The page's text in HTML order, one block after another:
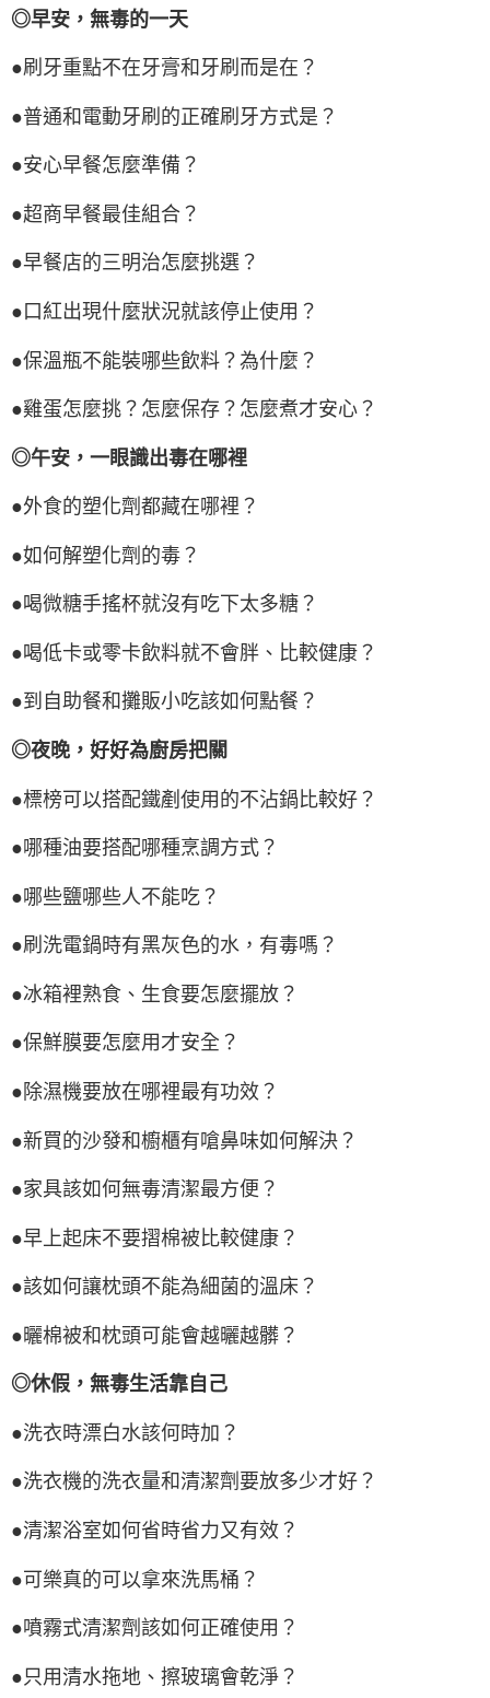
◎早安，無毒的一天
●刷牙重點不在牙膏和牙刷而是在？
●普通和電動牙刷的正確刷牙方式是？
●安心早餐怎麼準備？
●超商早餐最佳組合？
●早餐店的三明治怎麼挑選？
●口紅出現什麼狀況就該停止使用？
●保溫瓶不能裝哪些飲料？為什麼？
●雞蛋怎麼挑？怎麼保存？怎麼煮才安心？
◎午安，一眼識出毒在哪裡
●外食的塑化劑都藏在哪裡？
●如何解塑化劑的毒？
●喝微糖手搖杯就沒有吃下太多糖？
●喝低卡或零卡飲料就不會胖、比較健康？
●到自助餐和攤販小吃該如何點餐？
◎夜晚，好好為廚房把關
●標榜可以搭配鐵剷使用的不沾鍋比較好？
●哪種油要搭配哪種烹調方式？
●哪些鹽哪些人不能吃？
●刷洗電鍋時有黑灰色的水，有毒嗎？
●冰箱裡熟食、生食要怎麼擺放？
●保鮮膜要怎麼用才安全？
●除濕機要放在哪裡最有功效？
●新買的沙發和櫥櫃有嗆鼻味如何解決？
●家具該如何無毒清潔最方便？
●早上起床不要摺棉被比較健康？
●該如何讓枕頭不能為細菌的溫床？
●曬棉被和枕頭可能會越曬越髒？
◎休假，無毒生活靠自己
●洗衣時漂白水該何時加？
●洗衣機的洗衣量和清潔劑要放多少才好？
●清潔浴室如何省時省力又有效？
●可樂真的可以拿來洗馬桶？
●噴霧式清潔劑該如何正確使用？
●只用清水拖地、擦玻璃會乾淨？